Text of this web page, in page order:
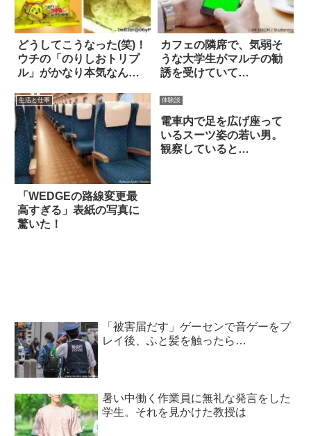
どうしてこうなった(笑)！
ウチの「のりしおトリプ
ル」がかなり本気なんだ
カフェの隣席で、気弱そ
うな大学生がマルチの勧
誘を受けていて…
生活と仕事
「WEDGEの路線変更最
高すぎる」表紙の写真に
驚いた！
体験談
電車内で足を広げ座って
いるスーツ姿の若い男。
観察していると…
「被害届だす」ゲーセンで音ゲーをプ
レイ後、ふと髪を触ったら…
暑い中働く作業員に無礼な発言をした
学生。それを見かけた教授は